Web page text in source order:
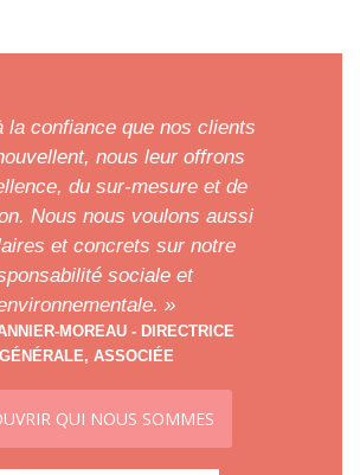
la confiance que nos clients
nous leur offrons
du sur-mesure et de
Nous nous voulons aussi
et concrets sur notre
sociale et
»
MOREAU - DIRECTRICE
GÉNÉRALE, ASSOCIÉE
QUI NOUS SOMMES